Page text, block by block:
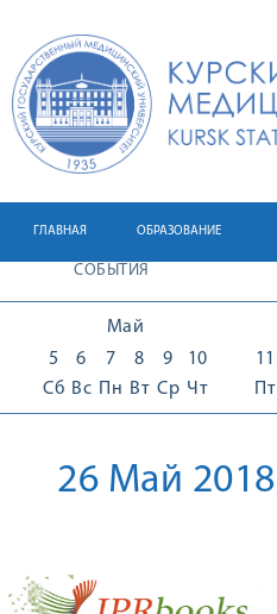
ГЛАВНАЯ ОБРАЗОВАНИЕ
СОБЫТИЯ
Май
5
Сб
6
Вс
7
Пн
8
Вт
9
Ср
10
Чт
11
Пт
26 Май 2018